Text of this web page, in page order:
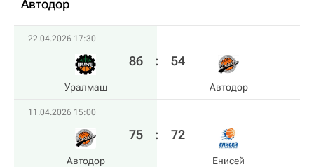
Автодор
22.04.2026 17:30
Уралмаш
86 : 54
Автодор
11.04.2026 15:00
Автодор
75 : 72
Енисей